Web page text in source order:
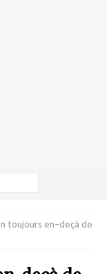
toujours en-deçà de